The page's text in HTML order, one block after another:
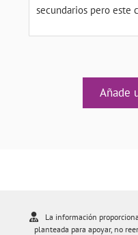
secundarios pero este
Añade
La información
planteada para apoyar, no